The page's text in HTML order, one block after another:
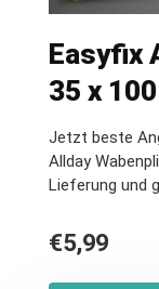
Easyfix
35 x
Jetzt beste
Allday
Lieferung und
€5,99